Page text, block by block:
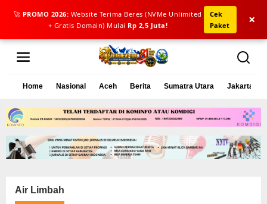
🚀 PROMO 2026: Website Terima Beres (NVMe Unlimited
+ Gratis Domain) Mulai Rp 2,5 Juta!
Cek
Paket
×
L
Home Nasional Aceh Berita Sumatra Utara Jakarta
Air Limbah